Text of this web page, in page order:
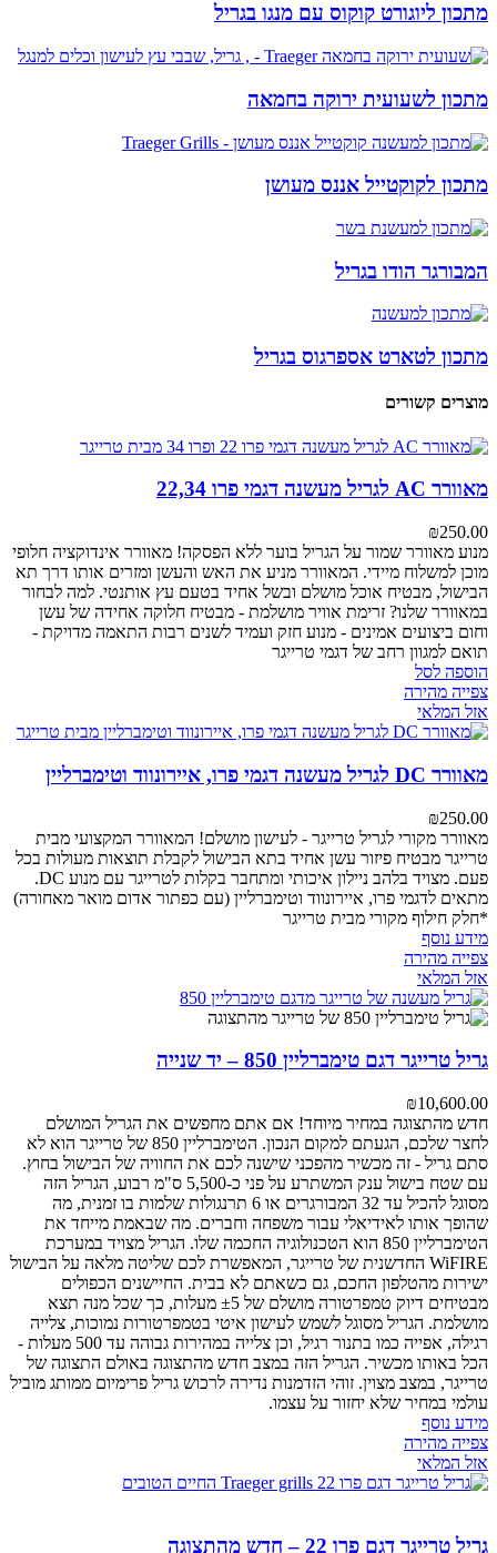
מתכון ליוגורט קוקוס עם מנגו בגריל
מתכון לשעועית ירוקה בחמאה
מתכון לקוקטייל אננס מעושן
המבורגר הודו בגריל
מתכון לטארט אספרגוס בגריל
מוצרים קשורים
מאוורר AC לגריל מעשנה דגמי פרו 22,34
₪250.00
מנוע מאוורר שמור על הגריל בוער ללא הפסקה! מאוורר אינדוקציה חלופי
מוכן למשלוח מיידי. המאוורר מניע את האש והעשן ומזרים אותו דרך תא
הבישול, מבטיח אוכל מושלם ובשל אחיד בטעם עץ אותנטי. למה לבחור
במאוורר שלנו? זרימת אוויר מושלמת - מבטיח חלוקה אחידה של עשן
וחום ביצועים אמינים - מנוע חזק ועמיד לשנים רבות התאמה מדויקת -
תואם למגוון רחב של דגמי טרייגר
הוספה לסל
צפייה מהירה
אזל המלאי
מאוורר DC לגריל מעשנה דגמי פרו, איירונווד וטימברליין
₪250.00
מאוורר מקורי לגריל טרייגר - לעישון מושלם! המאוורר המקצועי מבית
טרייגר מבטיח פיזור עשן אחיד בתא הבישול לקבלת תוצאות מעולות בכל
פעם. מצויד בלהב ניילון איכותי ומתחבר בקלות לטרייגר עם מנוע DC.
מתאים לדגמי פרו, איירונווד וטימברליין (עם כפתור אדום מואר מאחורה)
*חלק חילוף מקורי מבית טרייגר
מידע נוסף
צפייה מהירה
אזל המלאי
גריל טרייגר דגם טימברליין 850 – יד שנייה
₪10,600.00
חדש מהתצוגה במחיר מיוחד! אם אתם מחפשים את הגריל המושלם
לחצר שלכם, הגעתם למקום הנכון. הטימברליין 850 של טרייגר הוא לא
סתם גריל - זה מכשיר מהפכני שישנה לכם את החוויה של הבישול בחוץ.
עם שטח בישול ענק המשתרע על פני כ-5,500 ס"מ רבוע, הגריל הזה
מסוגל להכיל עד 32 המבורגרים או 6 תרנגולות שלמות בו זמנית, מה
שהופך אותו לאידיאלי עבור משפחה וחברים. מה שבאמת מייחד את
הטימברליין 850 הוא הטכנולוגיה החכמה שלו. הגריל מצויד במערכת
WiFIRE החדשנית של טרייגר, המאפשרת לכם שליטה מלאה על הבישול
ישירות מהטלפון החכם, גם כשאתם לא בבית. החיישנים הכפולים
מבטיחים דיוק טמפרטורה מושלם של ±5 מעלות, כך שכל מנה תצא
מושלמת. הגריל מסוגל לשמש לעישון איטי בטמפרטורות נמוכות, צלייה
רגילה, אפייה כמו בתנור רגיל, וכן צלייה במהירות גבוהה עד 500 מעלות -
הכל באותו מכשיר. הגריל הזה במצב חדש מהתצוגה באולם התצוגה של
טרייגר, במצב מצוין. זוהי הזדמנות נדירה לרכוש גריל פרימיום ממותג מוביל
עולמי במחיר שלא יחזור על עצמו.
מידע נוסף
צפייה מהירה
אזל המלאי
גריל טרייגר דגם פרו 22 – חדש מהתצוגה